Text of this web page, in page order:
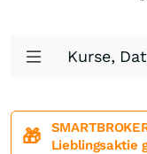
Kurse,
🎁
Lieblingsaktie